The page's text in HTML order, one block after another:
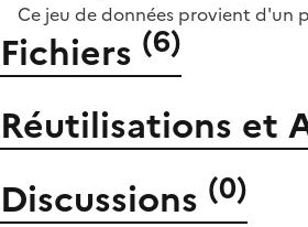
Ce jeu de données provient d'un
Fichiers (6)
Réutilisations et
Discussions (0)